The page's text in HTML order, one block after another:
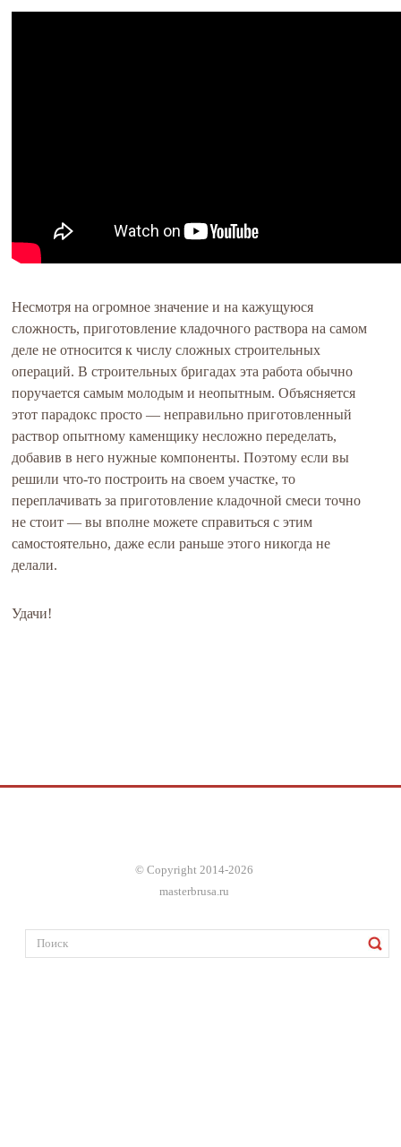
Несмотря на огромное значение и на кажущуюся
сложность, приготовление кладочного раствора на самом
деле не относится к числу сложных строительных
операций. В строительных бригадах эта работа обычно
поручается самым молодым и неопытным. Объясняется
этот парадокс просто — неправильно приготовленный
раствор опытному каменщику несложно переделать,
добавив в него нужные компоненты. Поэтому если вы
решили что-то построить на своем участке, то
переплачивать за приготовление кладочной смеси точно
не стоит — вы вполне можете справиться с этим
самостоятельно, даже если раньше этого никогда не
делали.
Удачи!
© Copyright 2014-2026
masterbrusa.ru